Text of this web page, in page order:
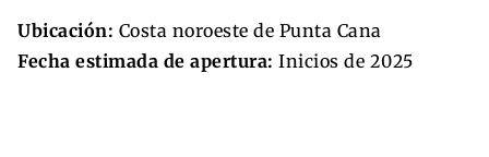
Ubicación: Costa noroeste de Punta Cana
Fecha estimada de apertura: Inicios de 2025